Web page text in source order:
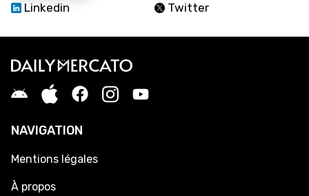
Linkedin Twitter
NAVIGATION
Mentions légales
À propos